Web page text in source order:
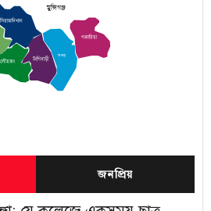
টংগিবাড়ী
সদর
গজারিয়া
লৌহজং
মুন্সিগঞ্জ
জনপ্রিয়